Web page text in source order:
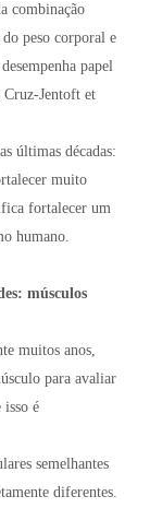
combinação
peso corporal e
papel
Cruz-Jentoft et
últimas décadas:
muito
fortalecer um
humano.
músculos
muitos anos,
para avaliar
isso é
semelhantes
diferentes.